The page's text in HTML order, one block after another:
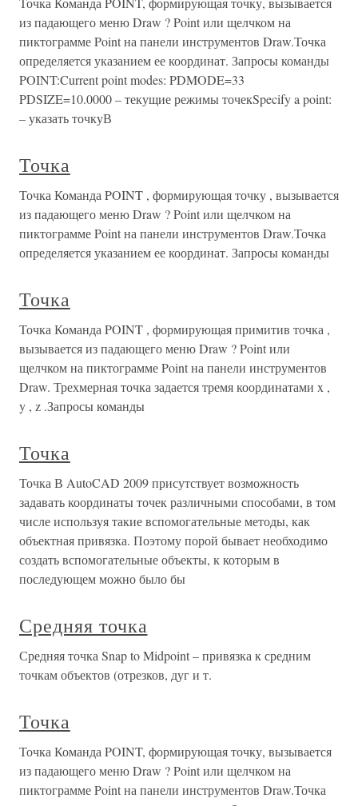
из падающего меню Draw ? Point или щелчком на
пиктограмме Point на панели инструментов Draw.Точка
определяется указанием ее координат. Запросы команды
POINT:Current point modes: PDMODE=33
PDSIZE=10.0000 – текущие режимы точекSpecify a point:
– указать точкуВ
Точка
Точка Команда POINT , формирующая точку , вызывается
из падающего меню Draw ? Point или щелчком на
пиктограмме Point на панели инструментов Draw.Точка
определяется указанием ее координат. Запросы команды
Точка
Точка Команда POINT , формирующая примитив точка ,
вызывается из падающего меню Draw ? Point или
щелчком на пиктограмме Point на панели инструментов
Draw. Трехмерная точка задается тремя координатами x ,
y , z .Запросы команды
Точка
Точка В AutoCAD 2009 присутствует возможность
задавать координаты точек различными способами, в том
числе используя такие вспомогательные методы, как
объектная привязка. Поэтому порой бывает необходимо
создать вспомогательные объекты, к которым в
последующем можно было бы
Средняя точка
Средняя точка Snap to Midpoint – привязка к средним
точкам объектов (отрезков, дуг и т.
Точка
Точка Команда POINT, формирующая точку, вызывается
из падающего меню Draw ? Point или щелчком на
пиктограмме Point на панели инструментов Draw.Точка